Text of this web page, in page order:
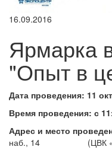
16.09.2016
Ярмарка
"Опыт в
Дата проведения: 11
Время проведения: с
Адрес и место
наб., 14 (ЦВК